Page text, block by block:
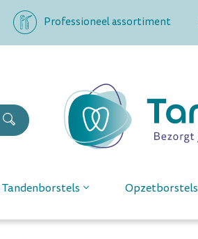
Professioneel assortiment
Opzetborstels